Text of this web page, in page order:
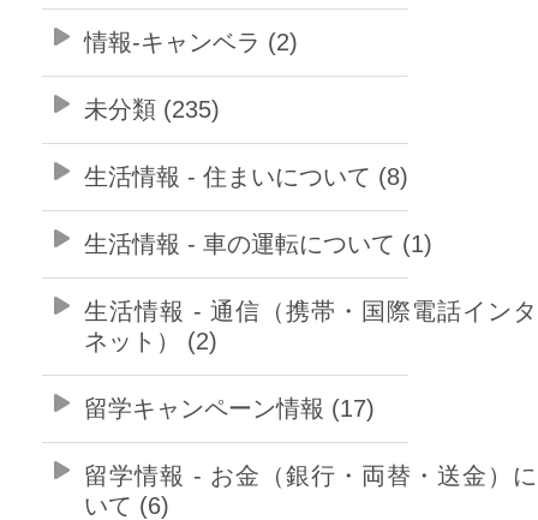
情報-キャンベラ (2)
未分類 (235)
生活情報 - 住まいについて (8)
生活情報 - 車の運転について (1)
生活情報 - 通信（携帯・国際電話イン
ネット） (2)
留学キャンペーン情報 (17)
留学情報 - お金（銀行・両替・送金）
いて (6)